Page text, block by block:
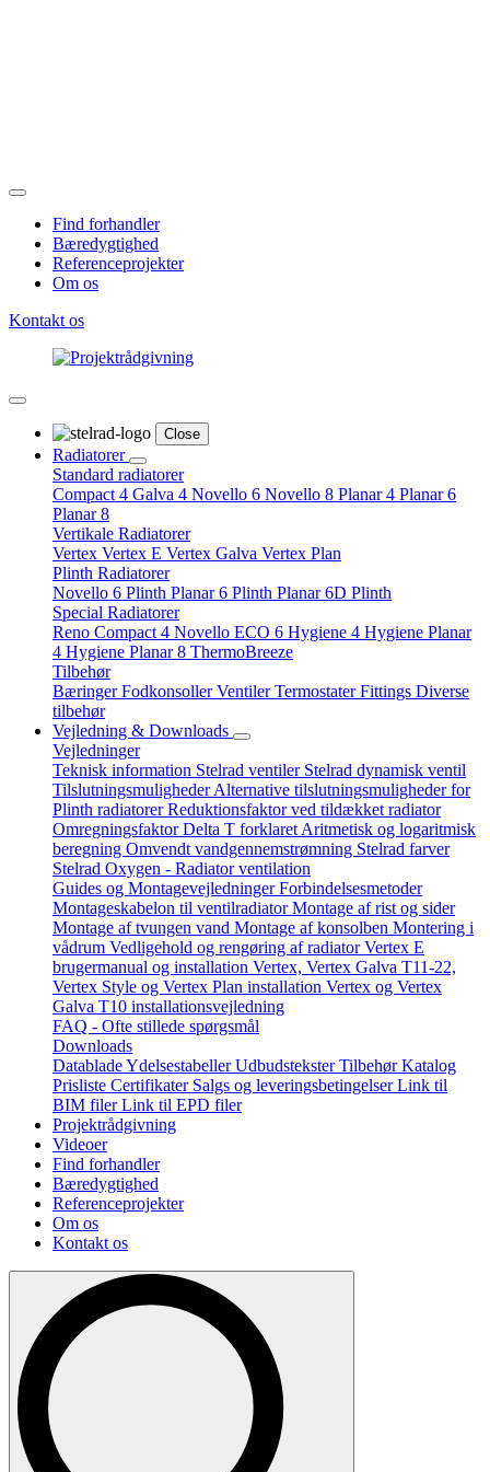
Find forhandler
Bæredygtighed
Referenceprojekter
Om os
Kontakt os
Close
Radiatorer
Standard radiatorer
Compact 4 Galva 4 Novello 6 Novello 8 Planar 4 Planar 6
Planar 8
Vertikale Radiatorer
Vertex Vertex E Vertex Galva Vertex Plan
Plinth Radiatorer
Novello 6 Plinth Planar 6 Plinth Planar 6D Plinth
Special Radiatorer
Reno Compact 4 Novello ECO 6 Hygiene 4 Hygiene Planar
4 Hygiene Planar 8 ThermoBreeze
Tilbehør
BæringerFodkonsollerVentilerTermostaterFittings Diverse
tilbehør
Vejledning & Downloads
Vejledninger
Teknisk information Stelrad ventiler Stelrad dynamisk ventil
TilslutningsmulighederAlternative tilslutningsmuligheder for
Plinth radiatorerReduktionsfaktor ved tildækket radiator
OmregningsfaktorDelta T forklaret Aritmetisk og logaritmisk
beregning Omvendt vandgennemstrømning Stelrad farver
Stelrad Oxygen - Radiator ventilation
Guides og MontagevejledningerForbindelsesmetoder
Montageskabelon til ventilradiatorMontage af rist og sider
Montage af tvungen vand Montage af konsolben Montering i
vådrum Vedligehold og rengøring af radiatorVertex E
brugermanual og installation Vertex, Vertex Galva T11-22,
Vertex Style og Vertex Plan installation Vertex og Vertex
Galva T10 installationsvejledning
FAQ - Ofte stillede spørgsmål
Downloads
DatabladeYdelsestabellerUdbudsteksterTilbehørKatalog
Prisliste Certifikater Salgs og leveringsbetingelserLink til
BIM filerLink til EPD filer
Projektrådgivning
Videoer
Find forhandler
Bæredygtighed
Referenceprojekter
Om os
Kontakt os